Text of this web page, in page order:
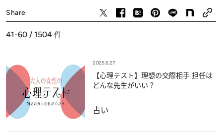
Share
41-60 / 1504 件
2025.6.27
【心理テスト】理想の交際相手 担任は
どんな先生がいい？
占い